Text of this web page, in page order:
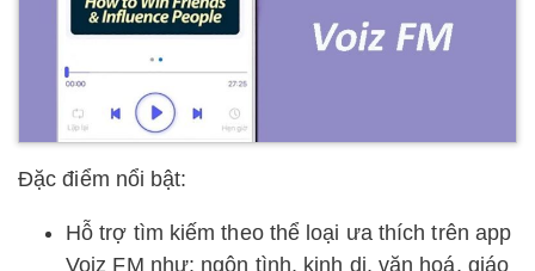
Đặc điểm nổi bật:
Hỗ trợ tìm kiếm theo thể loại ưa thích trên app
Voiz FM như: ngôn tình, kinh dị, văn hoá, giáo